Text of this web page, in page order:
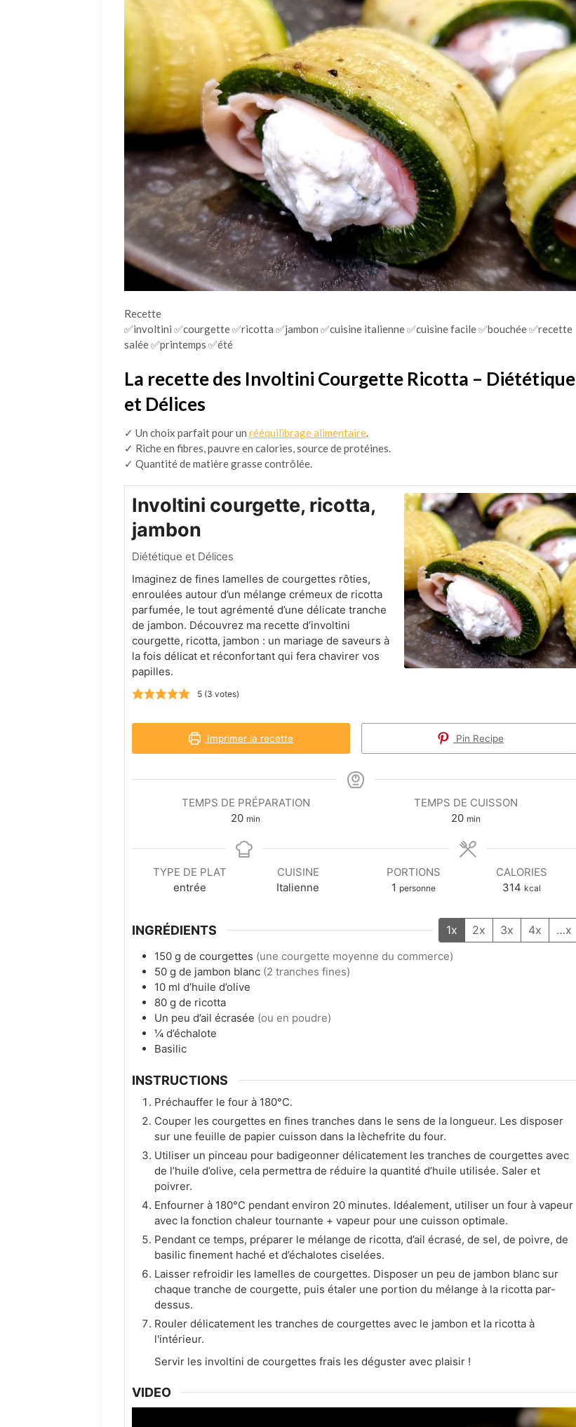
Recette
✅involtini ✅courgette ✅ricotta ✅jambon ✅cuisine italienne ✅cuisine facile ✅bouchée ✅recette
salée ✅printemps ✅été
La recette des Involtini Courgette Ricotta – Diététique
et Délices
✓ Un choix parfait pour un rééquilibrage alimentaire
✓ Riche en fibres, pauvre en calories, source de protéines.
✓ Quantité de matière grasse contrôlée.
Involtini courgette, ricotta,
jambon
Diététique et Délices
Imaginez de fines lamelles de courgettes rôties,
enroulées autour d’un mélange crémeux de ricotta
parfumée, le tout agrémenté d’une délicate tranche
de jambon. Découvrez ma recette d’involtini
courgette, ricotta, jambon : un mariage de saveurs à
la fois délicat et réconfortant qui fera chavirer vos
papilles.
5(3 votes)
Imprimer la recette Pin Recipe
TEMPS DE PRÉPARATION
20minutes
min
TEMPS DE CUISSON
20minutes
min
TYPE DE PLAT
entrée
CUISINE
Italienne
PORTIONS
1 personne
CALORIES
314 kcal
INGRÉDIENTS 1x 2x 3x 4x …x
150 g de courgettes (une courgette moyenne du commerce)
50 g de jambon blanc (2 tranches fines)
10 ml d’huile d’olive
80 g de ricotta
Un peu d’ail écrasée (ou en poudre)
¼ d’échalote
Basilic
INSTRUCTIONS
Préchauffer le four à 180°C.
Couper les courgettes en fines tranches dans le sens de la longueur. Les disposer
sur une feuille de papier cuisson dans la lèchefrite du four.
Utiliser un pinceau pour badigeonner délicatement les tranches de courgettes avec
de l’huile d’olive, cela permettra de réduire la quantité d’huile utilisée. Saler et
poivrer.
Enfourner à 180°C pendant environ 20 minutes. Idéalement, utiliser un four à vapeur
avec la fonction chaleur tournante + vapeur pour une cuisson optimale.
Pendant ce temps, préparer le mélange de ricotta, d’ail écrasé, de sel, de poivre, de
basilic finement haché et d’échalotes ciselées.
Laisser refroidir les lamelles de courgettes. Disposer un peu de jambon blanc sur
chaque tranche de courgette, puis étaler une portion du mélange à la ricotta par-
dessus.
Rouler délicatement les tranches de courgettes avec le jambon et la ricotta à
l'intérieur.
Servir les involtini de courgettes frais les déguster avec plaisir !
VIDEO